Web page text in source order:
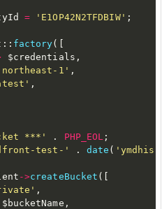
= 'E1OP42N2TFDBIW' ;
: : factory(
$credentials ,
1' ,
,
***' . PHP_EOL ;
test-' . date ( 'ymdhis'
->createBucket (
,
$bucketName ,